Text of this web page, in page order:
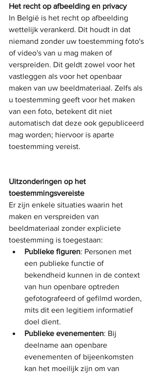
Het recht op afbeelding en privacy
In België is het recht op afbeelding
wettelijk verankerd. Dit houdt in dat
niemand zonder uw toestemming foto's
of video's van u mag maken of
verspreiden. Dit geldt zowel voor het
vastleggen als voor het openbaar
maken van uw beeldmateriaal. Zelfs als
u toestemming geeft voor het maken
van een foto, betekent dit niet
automatisch dat deze ook gepubliceerd
mag worden; hiervoor is aparte
toestemming vereist.
Uitzonderingen op het
toestemmingsvereiste
Er zijn enkele situaties waarin het
maken en verspreiden van
beeldmateriaal zonder expliciete
toestemming is toegestaan:
Publieke figuren: Personen met
een publieke functie of
bekendheid kunnen in de context
van hun openbare optreden
gefotografeerd of gefilmd worden,
mits dit een legitiem informatief
doel dient.
Publieke evenementen: Bij
deelname aan openbare
evenementen of bijeenkomsten
kan het moeilijk zijn om van